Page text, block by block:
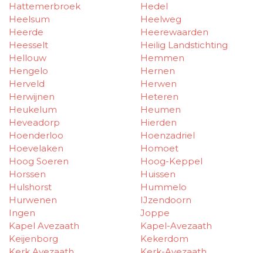
Hattemerbroek
Hedel
Heelsum
Heelweg
Heerde
Heerewaarden
Heesselt
Heilig Landstichting
Hellouw
Hemmen
Hengelo
Hernen
Herveld
Herwen
Herwijnen
Heteren
Heukelum
Heumen
Heveadorp
Hierden
Hoenderloo
Hoenzadriel
Hoevelaken
Homoet
Hoog Soeren
Hoog-Keppel
Horssen
Huissen
Hulshorst
Hummelo
Hurwenen
IJzendoorn
Ingen
Joppe
Kapel Avezaath
Kapel-Avezaath
Keijenborg
Kekerdom